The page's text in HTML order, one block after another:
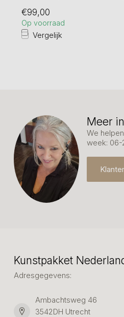
€99,00
Op voorraad
Vergelijk
Meer
We
week:
Kunstpakket
Adresgegevens:
Ambachtsweg 46
3542DH Utrecht